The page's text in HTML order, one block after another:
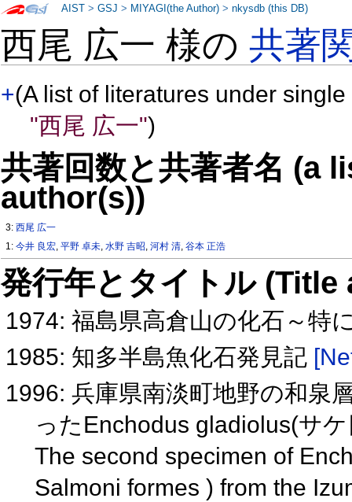
西尾 広一 様の共著
+(A list of literatures under
"西尾 広一")
共著回数と共著者名 (a
author(s))
3:西尾 広一
1:今井 良宏,平野 卓未,水野 吉昭,河村 清,谷本 正浩
発行年とタイトル
1974: 福島県高倉山の化石～特
1985: 知多半島魚化石発見記
1996: 兵庫県南淡町地野の和泉
ったEnchodus gladiolus(サ
The second specimen of
Salmoni formes ) from the
AIST >GSJ > MIYAGI(the Author) >nkysdb (this DB)